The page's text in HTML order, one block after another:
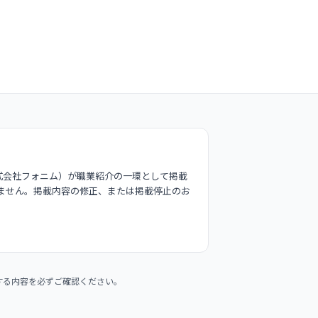
社フォニム）が職業紹介の一環として掲載
ん。掲載内容の修正、または掲載停止のお
内容を必ずご確認ください。